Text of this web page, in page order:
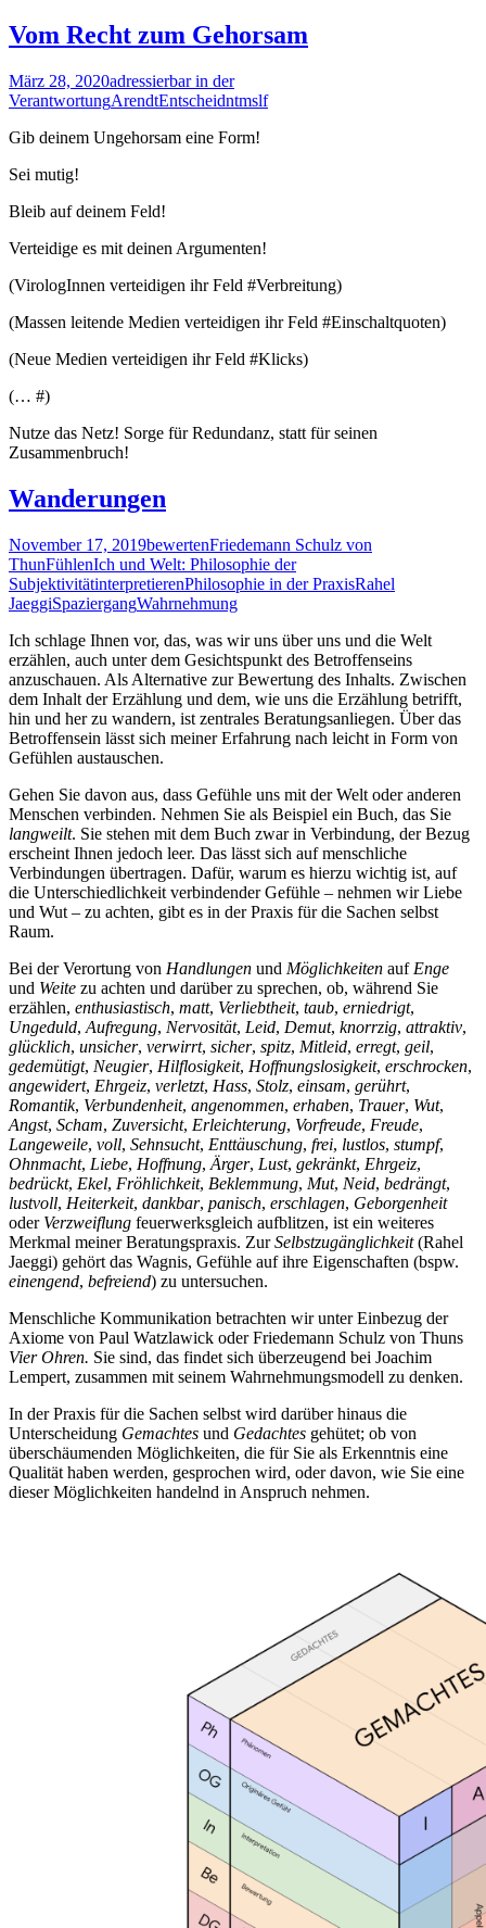
Vom Recht zum Gehorsam
März 28, 2020adressierbar in der
VerantwortungArendtEntscheidntmslf
Gib deinem Ungehorsam eine Form!
Sei mutig!
Bleib auf deinem Feld!
Verteidige es mit deinen Argumenten!
(VirologInnen verteidigen ihr Feld #Verbreitung)
(Massen leitende Medien verteidigen ihr Feld #Einschaltquoten)
(Neue Medien verteidigen ihr Feld #Klicks)
(… #)
Nutze das Netz! Sorge für Redundanz, statt für seinen
Zusammenbruch!
Wanderungen
November 17, 2019bewertenFriedemann Schulz von
ThunFühlenIch und Welt: Philosophie der
SubjektivitätinterpretierenPhilosophie in der PraxisRahel
JaeggiSpaziergangWahrnehmung
Ich schlage Ihnen vor, das, was wir uns über uns und die Welt
erzählen, auch unter dem Gesichtspunkt des Betroffenseins
anzuschauen. Als Alternative zur Bewertung des Inhalts. Zwischen
dem Inhalt der Erzählung und dem, wie uns die Erzählung betrifft,
hin und her zu wandern, ist zentrales Beratungsanliegen. Über das
Betroffensein lässt sich meiner Erfahrung nach leicht in Form von
Gefühlen austauschen.
Gehen Sie davon aus, dass Gefühle uns mit der Welt oder anderen
Menschen verbinden. Nehmen Sie als Beispiel ein Buch, das Sie
langweilt. Sie stehen mit dem Buch zwar in Verbindung, der Bezug
erscheint Ihnen jedoch leer. Das lässt sich auf menschliche
Verbindungen übertragen. Dafür, warum es hierzu wichtig ist, auf
die Unterschiedlichkeit verbindender Gefühle – nehmen wir Liebe
und Wut – zu achten, gibt es in der Praxis für die Sachen selbst
Raum.
Bei der Verortung von Handlungen und Möglichkeiten auf Enge
und Weite zu achten und darüber zu sprechen, ob, während Sie
erzählen, enthusiastisch, matt, Verliebtheit, taub, erniedrigt,
Ungeduld, Aufregung, Nervosität, Leid, Demut, knorrzig, attraktiv,
glücklich, unsicher, verwirrt, sicher, spitz, Mitleid, erregt, geil,
gedemütigt, Neugier, Hilflosigkeit, Hoffnungslosigkeit, erschrocken,
angewidert, Ehrgeiz, verletzt, Hass, Stolz, einsam, gerührt,
Romantik, Verbundenheit, angenommen, erhaben, Trauer, Wut,
Angst, Scham, Zuversicht, Erleichterung, Vorfreude, Freude,
Langeweile, voll, Sehnsucht, Enttäuschung, frei, lustlos, stumpf,
Ohnmacht, Liebe, Hoffnung, Ärger, Lust, gekränkt, Ehrgeiz,
bedrückt, Ekel, Fröhlichkeit, Beklemmung, Mut, Neid, bedrängt,
lustvoll, Heiterkeit, dankbar, panisch, erschlagen, Geborgenheit
oder Verzweiflung feuerwerksgleich aufblitzen, ist ein weiteres
Merkmal meiner Beratungspraxis. ZurSelbstzugänglichkeit(Rahel
Jaeggi) gehört das Wagnis, Gefühle auf ihre Eigenschaften (bspw.
einengend, befreiend) zu untersuchen.
Menschliche Kommunikation betrachten wir unter Einbezug der
Axiome von Paul Watzlawick oder Friedemann Schulz von Thuns
Vier Ohren. Sie sind, das findet sich überzeugend bei Joachim
Lempert, zusammen mit seinem Wahrnehmungsmodell zu denken.
In der Praxis für die Sachen selbst wird darüber hinaus die
Unterscheidung Gemachtes und Gedachtes gehütet; ob von
überschäumenden Möglichkeiten, die für Sie als Erkenntnis eine
Qualität haben werden, gesprochen wird, oder davon, wie Sie eine
dieser Möglichkeiten handelnd in Anspruch nehmen.